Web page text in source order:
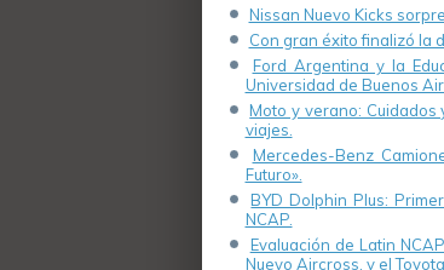
Nissan Nuevo Kicks
Con gran éxito finalizó la
Ford Argentina y la
Universidad de Buenos
Moto y verano:
viajes.
Mercedes-Benz
Futuro».
BYD Dolphin Plus:
NCAP.
Evaluación de Latin
Nuevo Aircross, y el